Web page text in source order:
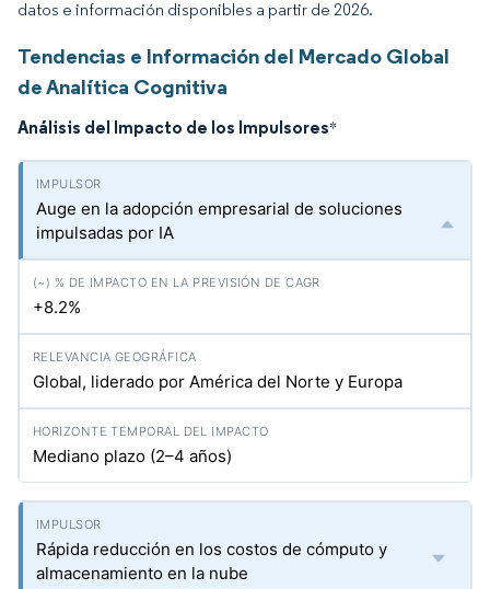
datos e información disponibles a partir de 2026.
Tendencias e Información del Mercado Global
de Analítica Cognitiva
Análisis del Impacto de los Impulsores*
Auge en la adopción empresarial de soluciones
impulsadas por IA
+8.2%
Global, liderado por América del Norte y Europa
Mediano plazo (2–4 años)
Rápida reducción en los costos de cómputo y
almacenamiento en la nube